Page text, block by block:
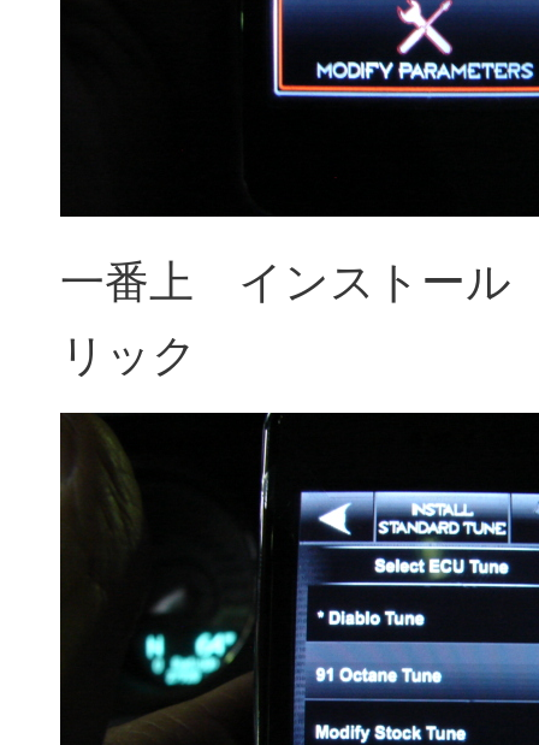
一番上 インストール
リック